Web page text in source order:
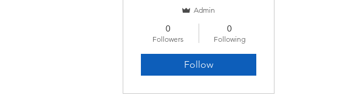
Admin
0
Followers
0
Following
Follow